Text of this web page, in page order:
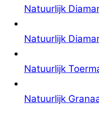
Natuurlijk
Natuurlijk
Natuurlijk
Natuurlijk